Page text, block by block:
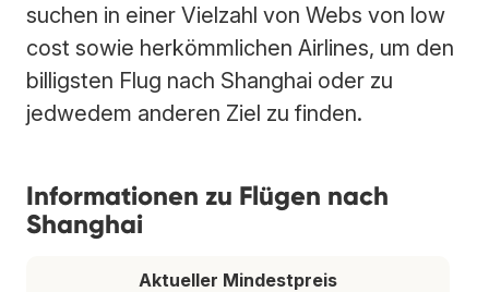
suchen in einer Vielzahl von Webs von low
cost sowie herkömmlichen Airlines, um den
billigsten Flug nach Shanghai oder zu
jedwedem anderen Ziel zu finden.
Informationen zu Flügen nach
Shanghai
Aktueller Mindestpreis